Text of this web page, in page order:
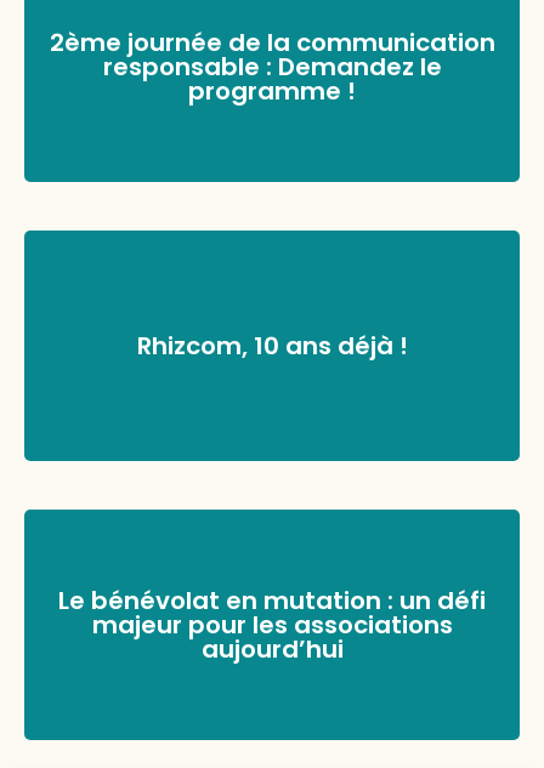
2ème journée de la communication
responsable : Demandez le
programme !
Rhizcom, 10 ans déjà !
Le bénévolat en mutation : un défi
majeur pour les associations
aujourd’hui